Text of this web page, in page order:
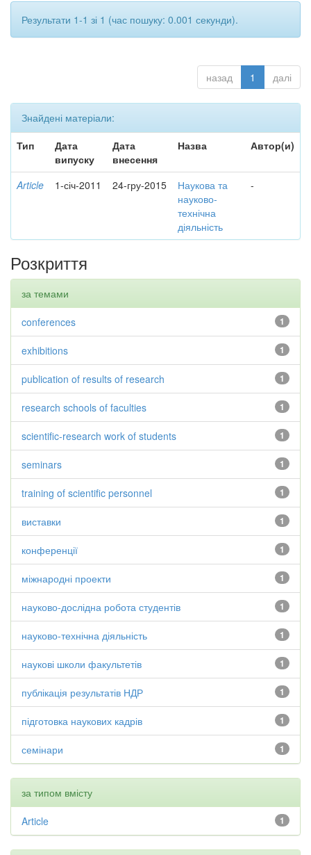
Результати 1-1 зі 1 (час пошуку: 0.001 секунди).
назад 1 далі
Знайдені матеріали:
Тип
Дата
випуску
Дата
внесення
Назва Автор(и)
Article 1-січ-2011 24-гру-2015
Наукова та
науково-
технічна
діяльність
-
Розкриття
за темами
1
conferences
1
exhibitions
1
publication of results of research
1
research schools of faculties
1
scientific-research work of students
1
seminars
1
training of scientific personnel
1
виставки
1
конференції
1
міжнародні проекти
1
науково-дослідна робота студентів
1
науково-технічна діяльність
1
наукові школи факультетів
1
публікація результатів НДР
1
підготовка наукових кадрів
1
семінари
за типом вмісту
1
Article